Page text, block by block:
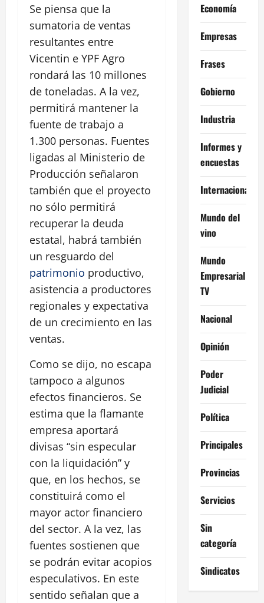
Se piensa que la
sumatoria de ventas
resultantes entre
Vicentin e YPF Agro
rondará las 10 millones
de toneladas. A la vez,
permitirá mantener la
fuente de trabajo a
1.300 personas. Fuentes
ligadas al Ministerio de
Producción señalaron
también que el proyecto
no sólo permitirá
recuperar la deuda
estatal, habrá también
un resguardo del
patrimonio productivo,
asistencia a productores
regionales y expectativa
de un crecimiento en las
ventas.
Como se dijo, no escapa
tampoco a algunos
efectos financieros. Se
estima que la flamante
empresa aportará
divisas “sin especular
con la liquidación” y
que, en los hechos, se
constituirá como el
mayor actor financiero
del sector. A la vez, las
fuentes sostienen que
se podrán evitar acopios
especulativos. En este
sentido señalan que a
Economía
Empresas
Frases
Gobierno
Industria
Informes y
encuestas
Internacional
Mundo del
vino
Mundo
Empresarial
TV
Nacional
Opinión
Poder
Judicial
Política
Principales
Provincias
Servicios
Sin
categoría
Sindicatos